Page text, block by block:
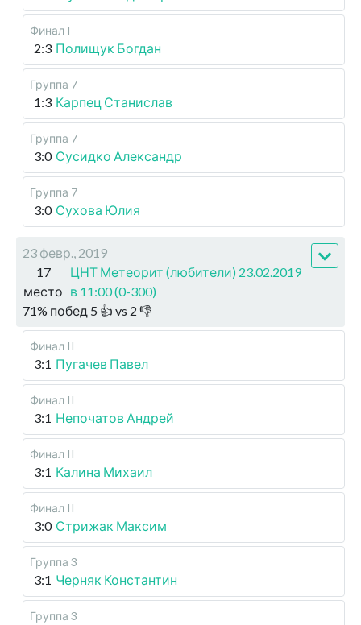
Финал I
2:3 Полищук Богдан
Группа 7
1:3 Карпец Станислав
Группа 7
3:0 Сусидко Александр
Группа 7
3:0 Сухова Юлия
23 февр., 2019
17
место
ЦНТ Метеорит (любители) 23.02.2019
в 11:00 (0-300)
71% побед 5 👍 vs 2 👎
Финал II
3:1 Пугачев Павел
Финал II
3:1 Непочатов Андрей
Финал II
3:1 Калина Михаил
Финал II
3:0 Стрижак Максим
Группа 3
3:1 Черняк Константин
Группа 3